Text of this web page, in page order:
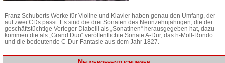
Franz Schuberts Werke für Violine und Klavier haben genau den Umfang, der
auf zwei CDs passt. Es sind die drei Sonaten des Neunzehnjährigen, die der
geschäftstüchtige Verleger Diabelli als „Sonatinen“ herausgegeben hat, dazu
kommen die als „Grand Duo“ veröffentlichte Sonate A-Dur, das h-Moll-Rondo
und die bedeutende C-Dur-Fantasie aus dem Jahr 1827.